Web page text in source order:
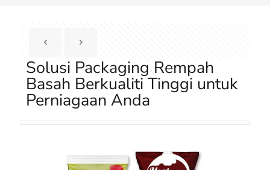
Solusi Packaging Rempah
Basah Berkualiti Tinggi untuk
Perniagaan Anda